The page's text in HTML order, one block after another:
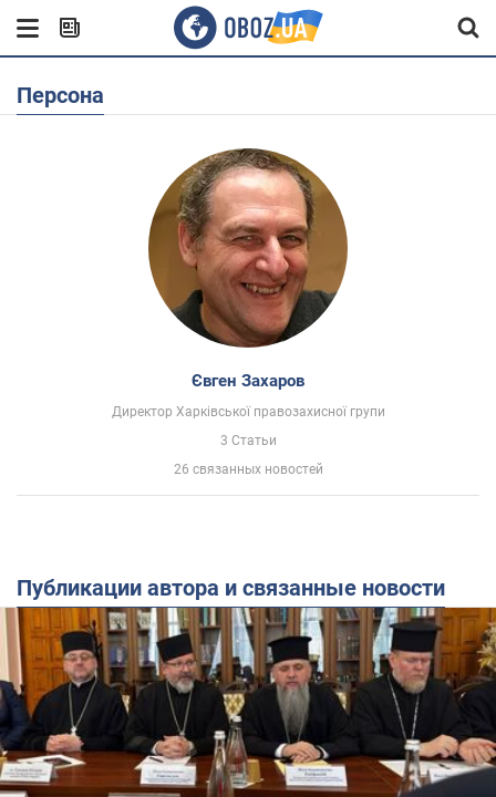
Персона
Євген Захаров
Директор Харківської правозахисної групи
3 Статьи
26 связанных новостей
Публикации автора и связанные новости